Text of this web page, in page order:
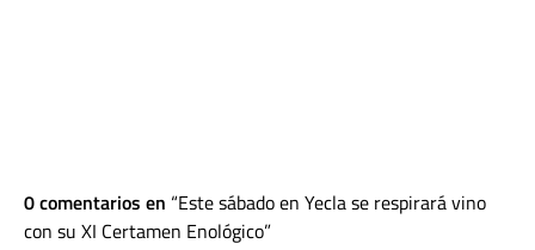
0 comentarios en Este sábado en Yecla se respirará vino
con su XI Certamen Enológico